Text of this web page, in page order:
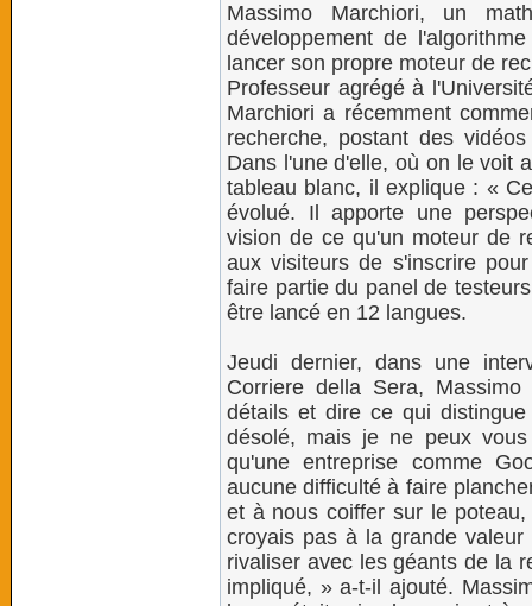
Massimo Marchiori, un
développement de
lancer son propre moteur de
Professeur agrégé à
Marchiori a récemment
recherche, postant des
Dans l'une d'elle, où on le voit
tableau blanc, il explique : «
évolué. Il apporte une
vision de ce qu'un moteur de
aux visiteurs de s'inscrire
faire partie du panel de
être lancé en 12 langues.
Jeudi dernier, dans une
Corriere della Sera,
détails et dire ce qui
désolé, mais je ne peux
qu'une entreprise comme
aucune difficulté à faire
et à nous coiffer sur le
croyais pas à la grande
rivaliser avec les géants de la
impliqué, » a-t-il ajouté.